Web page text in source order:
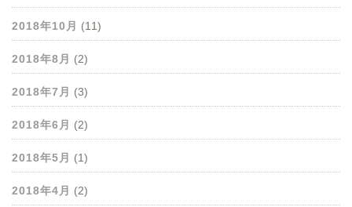
2018年10月 (11)
2018年8月 (2)
2018年7月 (3)
2018年6月 (2)
2018年5月 (1)
2018年4月 (2)